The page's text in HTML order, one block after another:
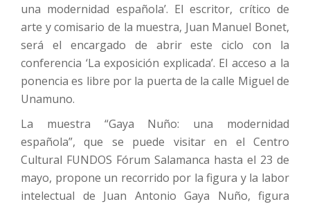
una modernidad española’. El escritor, crítico de
arte y comisario de la muestra, Juan Manuel Bonet,
será el encargado de abrir este ciclo con la
conferencia ‘La exposición explicada’. El acceso a la
ponencia es libre por la puerta de la calle Miguel de
Unamuno.
La muestra “Gaya Nuño: una modernidad
española”, que se puede visitar en el Centro
Cultural FUNDOS Fórum Salamanca hasta el 23 de
mayo, propone un recorrido por la figura y la labor
intelectual de Juan Antonio Gaya Nuño, figura